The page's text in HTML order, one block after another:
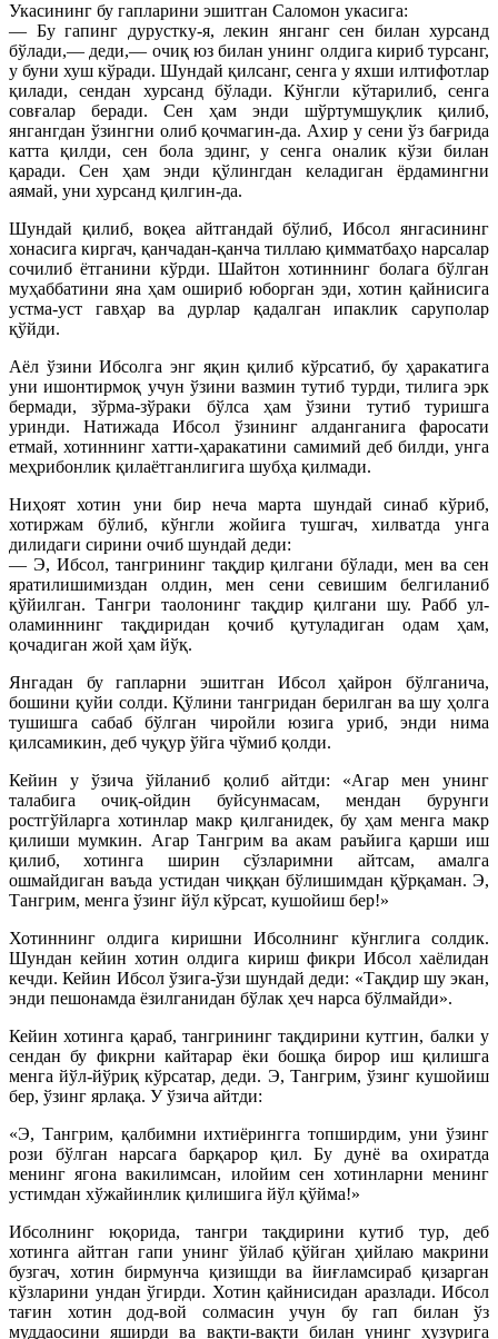
Укасининг бу гапларини эшитган Саломон укасига:
— Бу гапинг дурустку-я, лекин янганг сен билан хурсанд
бўлади,— деди,— очиқ юз билан унинг олдига кириб турсанг,
у буни хуш кўради. Шундай қилсанг, сенга у яхши илтифотлар
қилади, сендан хурсанд бўлади. Кўнгли кўтарилиб, сенга
совғалар беради. Сен ҳам энди шўртумшуқлик қилиб,
янгангдан ўзингни олиб қочмагин-да. Ахир у сени ўз бағрида
катта қилди, сен бола эдинг, у сенга оналик кўзи билан
қаради. Сен ҳам энди қўлингдан келадиган ёрдамингни
аямай, уни хурсанд қилгин-да.
Шундай қилиб, воқеа айтгандай бўлиб, Ибсол янгасининг
хонасига киргач, қанчадан-қанча тиллаю қимматбаҳо нарсалар
сочилиб ётганини кўрди. Шайтон хотиннинг болага бўлган
муҳаббатини яна ҳам ошириб юборган эди, хотин қайнисига
устма-уст гавҳар ва дурлар қадалган ипаклик саруполар
қўйди.
Аёл ўзини Ибсолга энг яқин қилиб кўрсатиб, бу ҳаракатига
уни ишонтирмоқ учун ўзини вазмин тутиб турди, тилига эрк
бермади, зўрма-зўраки бўлса ҳам ўзини тутиб туришга
уринди. Натижада Ибсол ўзининг алданганига фаросати
етмай, хотиннинг хатти-ҳаракатини самимий деб билди, унга
меҳрибонлик қилаётганлигига шубҳа қилмади.
Ниҳоят хотин уни бир неча марта шундай синаб кўриб,
хотиржам бўлиб, кўнгли жойига тушгач, хилватда унга
дилидаги сирини очиб шундай деди:
— Э, Ибсол, тангрининг тақдир қилгани бўлади, мен ва сен
яратилишимиздан олдин, мен сени севишим белгиланиб
қўйилган. Тангри таолонинг тақдир қилгани шу. Рабб ул-
оламиннинг тақдиридан қочиб қутуладиган одам ҳам,
қочадиган жой ҳам йўқ.
Янгадан бу гапларни эшитган Ибсол ҳайрон бўлганича,
бошини қуйи солди. Қўлини тангридан берилган ва шу ҳолга
тушишга сабаб бўлган чиройли юзига уриб, энди нима
қилсамикин, деб чуқур ўйга чўмиб қолди.
Кейин у ўзича ўйланиб қолиб айтди: «Агар мен унинг
талабига очиқ-ойдин буйсунмасам, мендан бурунги
ростгўйларга хотинлар макр қилганидек, бу ҳам менга макр
қилиши мумкин. Агар Тангрим ва акам раъйига қарши иш
қилиб, хотинга ширин сўзларимни айтсам, амалга
ошмайдиган ваъда устидан чиққан бўлишимдан қўрқаман. Э,
Тангрим, менга ўзинг йўл кўрсат, кушойиш бер!»
Хотиннинг олдига киришни Ибсолнинг кўнглига солдик.
Шундан кейин хотин олдига кириш фикри Ибсол хаёлидан
кечди. Кейин Ибсол ўзига-ўзи шундай деди: «Тақдир шу экан,
энди пешонамда ёзилганидан бўлак ҳеч нарса бўлмайди».
Кейин хотинга қараб, тангрининг тақдирини кутгин, балки у
сендан бу фикрни кайтарар ёки бошқа бирор иш қилишга
менга йўл-йўриқ кўрсатар, деди. Э, Тангрим, ўзинг кушойиш
бер, ўзинг ярлақа. У ўзича айтди:
«Э, Тангрим, қалбимни ихтиёрингга топширдим, уни ўзинг
рози бўлган нарсага барқарор қил. Бу дунё ва охиратда
менинг ягона вакилимсан, илойим сен хотинларни менинг
устимдан хўжайинлик қилишига йўл қўйма!»
Ибсолнинг юқорида, тангри тақдирини кутиб тур, деб
хотинга айтган гапи унинг ўйлаб қўйган ҳийлаю макрини
бузгач, хотин бирмунча қизишди ва йиғламсираб қизарган
кўзларини ундан ўгирди. Хотин қайнисидан аразлади. Ибсол
тағин хотин дод-вой солмасин учун бу гап билан ўз
муддаосини яширди ва вақти-вақти билан унинг ҳузурига